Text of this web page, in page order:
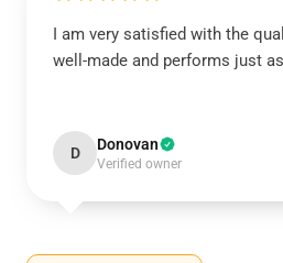
I am very satisfied with the
well-made and performs just
D Donovan
Verified owner